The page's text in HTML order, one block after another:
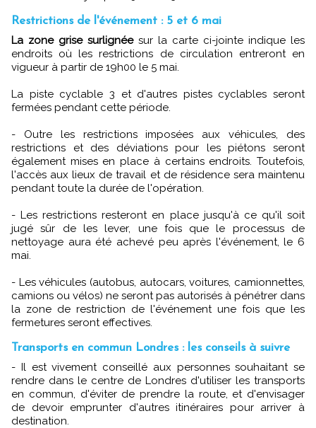
Restrictions de l'événement : 5 et 6 mai
La zone grise surlignée sur la carte ci-jointe indique les
endroits où les restrictions de circulation entreront en
vigueur à partir de 19h00 le 5 mai.
La piste cyclable 3 et d'autres pistes cyclables seront
fermées pendant cette période.
- Outre les restrictions imposées aux véhicules, des
restrictions et des déviations pour les piétons seront
également mises en place à certains endroits. Toutefois,
l'accès aux lieux de travail et de résidence sera maintenu
pendant toute la durée de l'opération.
- Les restrictions resteront en place jusqu'à ce qu'il soit
jugé sûr de les lever, une fois que le processus de
nettoyage aura été achevé peu après l'événement, le 6
mai.
- Les véhicules (autobus, autocars, voitures, camionnettes,
camions ou vélos) ne seront pas autorisés à pénétrer dans
la zone de restriction de l'événement une fois que les
fermetures seront effectives.
Transports en commun Londres : les conseils à suivre
- Il est vivement conseillé aux personnes souhaitant se
rendre dans le centre de Londres d'utiliser les transports
en commun, d'éviter de prendre la route, et d'envisager
de devoir emprunter d'autres itinéraires pour arriver à
destination.